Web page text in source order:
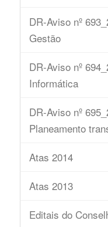
DR-Aviso nº
Gestão
DR-Aviso nº
Informática
DR-Aviso nº
Planeamento
Atas 2014
Atas 2013
Editais do